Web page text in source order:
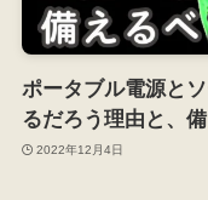
ポータブル電源と
るだろう理由と、
2022年12月4日